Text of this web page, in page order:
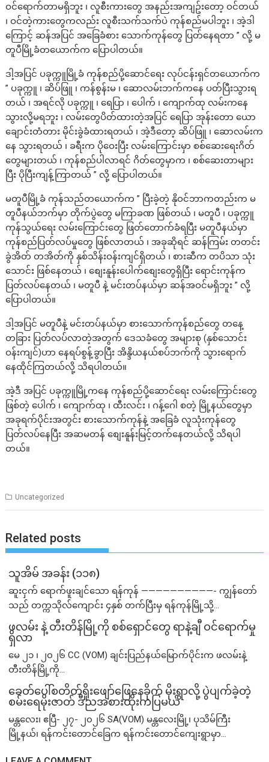
ဝင်ရောက်တာမရှိဘူး ၊ လူစီးကားတွေ အနည်းအကျဥ်းတော့ ဝင်တယ်
၊ ဝင်တဲ့ကားတွေကလည်း လူစီးသက်သက်ပဲ ကုန်စည်မပါဘူး ၊ အဲ့ဒါ
ကြောင့် ဆန်အပြင် အခြေခံစား သောက်ကုန်တွေ ပြတ်နေရတာ ” လို့ မ
တူပီမြို့ခံတယောက်က ပြောပါတယ်။
ဒါ့အပြင် ပခုက္ကူမြို့ခံ ကုန်စည်ပို့ဆောင်ရေး လုပ်ငန်းရှင်တယောက်က
” ပခုက္ကူ ၊ ဆိပ်ဖြူ ၊ ကန်စွန်းမ ၊ ဆောလမ်းဘက်ကနေ ပတ်ပြီးသွားရ
တယ် ၊ အရင်လို ပခုက္ကူ ၊ ရေပြာ ၊ ပေါက် ၊ ကျောက်ထု လမ်းကနေ
သွားလို့မရဘူး ၊ လမ်းတွေပိတ်ထားတဲ့အပြင် ရေပြာ အုန်းတော ယော
ချောင်းတံတား မိုင်းခွဲခံထားရတယ် ၊ အဲ့ဒီတော့ ဆိပ်ဖြူ ၊ ဆောလမ်းက
နေ သွားရတယ် ၊ ခရီးက ပိုဝေးပြီး လမ်းကြောင်းမှာ စစ်ဆေးရေးဂိတ်
တွေများတယ် ၊ ကုန်စည်ပါလာရင် ဂိတ်တွေမှာက ၊ စစ်ဆေးတာများ
ပြီး ပိုပြီးကျန့်ကြာတယ် ” လို့ ပြောပါတယ်။
မတူပီမြို့ခံ ကုန်သည်တယောက်က ” ပြီးခဲ့တဲ့ နိုဝင်ဘာကတည်းက မ
တူပီနယ်ဘက်မှာ တိုက်ပွဲတွေ မကြာခဏ ဖြစ်တယ် ၊ မတူပီ ၊ ပခုက္ကူ
ကုန်သွယ်ရေး လမ်းကြောင်းတွေ ဖြတ်တောက်ခံရပြီး မတူပီနယ်မှာ
ကုန်စည်ပြတ်လပ်မှုတွေ ဖြစ်လာတယ် ၊ အခုဆိုရင် ဆန်ကြမ်း တတင်း
ခွဲအိတ် တအိတ်ကို နှစ်သိန်းဝန်းကျင်ရှိတယ် ၊ စားဆီက တပိသာ သုံး
သောင်း ဖြစ်နေတယ် ၊ စျေးနူန်းပေါက်စျေးတွေရှိပြီး ရောင်းကုန်က
ပြတ်လပ်နေတယ် ၊ မတူပီ နဲ့ မင်းတပ်နယ်မှာ ဆန်အဝင်မရှိဘူး ” လို့
ပြောပါတယ်။
ဒါ့အပြင် မတူပီနဲ့ မင်းတပ်နယ်မှာ စားသောက်ကုန်စည်တွေ တနေ့
တခြား ပြတ်လပ်လာတဲ့အတွက် ဒေသခံတွေ အများစု (နှစ်သောင်း
ဝန်းကျင်)ဟာ နေရပ်စွန့်ခွာပြီး အိန္ဒိယနယ်စပ်ဘက်ကို သွားရောက်
နေထိုင်ကြတယ်လို့ သိရပါတယ်။
အဲ့ဒီ အပြင် ပခုက္ကူမြို့ကနေ ကုန်စည်ပို့ဆောင်ရေး လမ်းကြောင်းတွေ
ဖြစ်တဲ့ ပေါက် ၊ ကျောက်ထု ၊ ထီးလင်း ၊ ဂန့်ဂေါ စတဲ့ မြို့နယ်တွေမှာ
အခုရက်ပိုင်းအတွင်း စားသောက်ကုန်နဲ့ အခြေခံ လူသုံးကုန်တွေ
ပြတ်လပ်နေပြီး အဆမတန် စျေးနူန်းမြင့်တက်နေတယ်လို့ သိရပါ
တယ်။
Uncategorized
Related posts
သူအိမ် အခန်း (၁၁၈)
ဆူးငှက် ရောက်ဖူးချင်သော ရန်ကုန် ——————————- ကျွန်တော်
သည် တက္ကသိုလ်ကျောင်း ၄နှစ် တက်ပြီးမှ ရန်ကုန်မြို့သို့...
ဖလမ်း နဲ့ တီးတိန်မြို့ကို စစ်ရှောင်တွေ ရာနဲ့ချီ ဝင်ရောက်မှု
ရှိလာ
မေ ၂၁ ၊ ၂၀၂၆ CC (VOM) ချင်းပြည်နယ်မြောက်ပိုင်းက ဖလမ်းနဲ့
တီးတိန်မြို့ကို...
ခေတ်ပေါ်စတိတ်ရှိုးဖျော်ဖြေနေခိုက် မိုးရွာလို့ ပွဲပျက်ခဲ့တဲ့
စမ်းရေမိုးဇာတ် ဒီညအစားထိုးကပြမယ်
မန္တလေး၊ ဧပြီ- ၂၇- ၂၀၂၆ SA(VOM) မန္တလေးမြို့၊ ပုသိမ်ကြီး
မြို့နယ်၊ ရန်ကင်းတောင်ခြေက ရန်ကင်းတောင်ကျေးရွာမှာ...